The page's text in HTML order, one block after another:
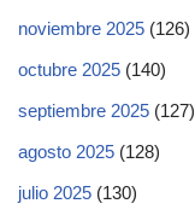
noviembre 2025 (126)
octubre 2025 (140)
septiembre 2025 (127)
agosto 2025 (128)
julio 2025 (130)